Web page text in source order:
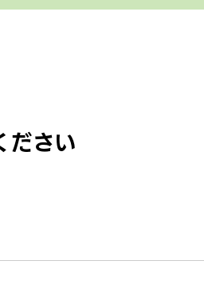
ださい